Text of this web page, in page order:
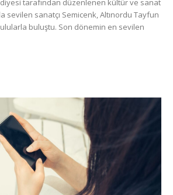
tarafından düzenlenen kültür ve sanat
sevilen sanatçı Semicenk, Altınordu Tayfun
buluştu. Son dönemin en sevilen